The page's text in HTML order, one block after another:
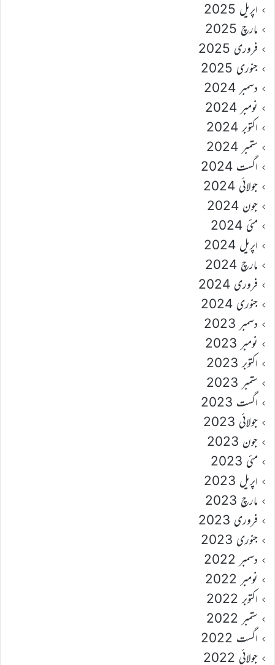
اپریل 2025
مارچ 2025
فروری 2025
جنوری 2025
دسمبر 2024
نومبر 2024
اکتوبر 2024
ستمبر 2024
اگست 2024
جولائی 2024
جون 2024
مئی 2024
اپریل 2024
مارچ 2024
فروری 2024
جنوری 2024
دسمبر 2023
نومبر 2023
اکتوبر 2023
ستمبر 2023
اگست 2023
جولائی 2023
جون 2023
مئی 2023
اپریل 2023
مارچ 2023
فروری 2023
جنوری 2023
دسمبر 2022
نومبر 2022
اکتوبر 2022
ستمبر 2022
اگست 2022
جولائی 2022